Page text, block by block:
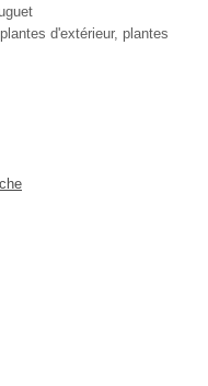
d'extérieur, plantes